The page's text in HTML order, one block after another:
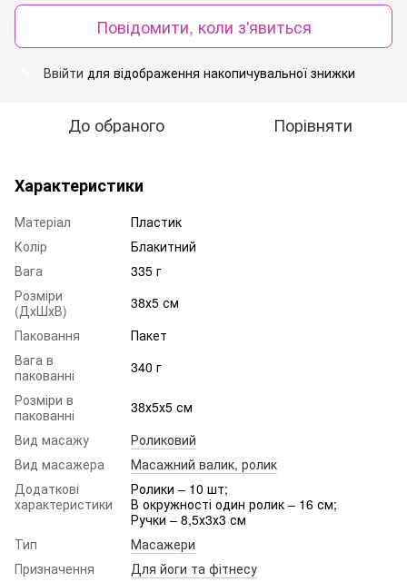
Повідомити, коли з'явиться
Ввійти для відображення накопичувальної знижки
До обраного Порівняти
Характеристики
Матеріал
Пластик
Колір
Блакитний
Вага
335 г
Розміри
(ДхШхВ)
38х5 см
Паковання
Пакет
Вага в
пакованні
340 г
Розміри в
пакованні
38х5х5 см
Вид масажу
Роликовий
Вид масажера
Масажний валик, ролик
Додаткові
характеристики
Ролики – 10 шт;
В окружності один ролик – 16 см;
Ручки – 8,5х3х3 см
Тип
Масажери
Призначення
Для йоги та фітнесу